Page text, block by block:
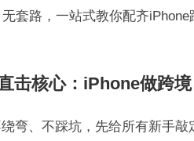
无套路，一站式教你配齐
击核心：iPhone做跨
弯、不踩坑，先给所有新手敲